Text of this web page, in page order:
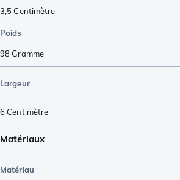
3,5Centimètre
Poids
98Gramme
Largeur
6Centimètre
Matériaux
Matériau